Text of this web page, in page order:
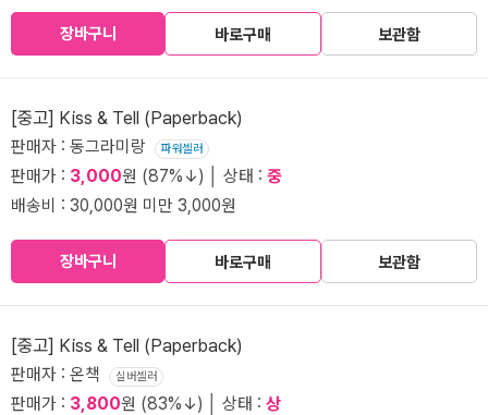
장바구니 바로구매 보관함
[중고] Kiss & Tell (Paperback)
판매자 : 동그라미랑 파워셀러
판매가 : 3,000원 (87%↓) │ 상태 : 중
배송비 : 30,000원 미만 3,000원
장바구니 바로구매 보관함
[중고] Kiss & Tell (Paperback)
판매자 : 온책 실버셀러
판매가 : 3,800원 (83%↓) │ 상태 : 상